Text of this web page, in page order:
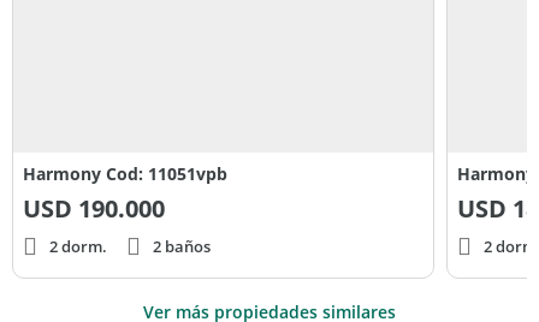
Harmony Cod: 11051vpb
USD 190.000
2 dorm. 2 baños
Harmony
USD
2
Ver más propiedades similares